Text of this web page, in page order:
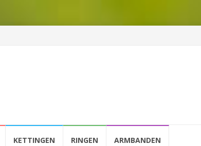
KETTINGEN RINGEN ARMBANDEN